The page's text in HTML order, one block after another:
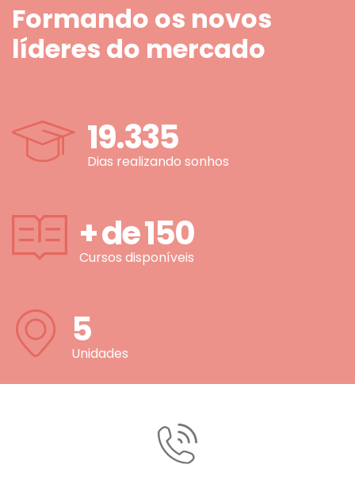
Formando os novos
líderes do mercado
19.335
Dias realizando sonhos
+ de150
Cursos disponíveis
5
Unidades